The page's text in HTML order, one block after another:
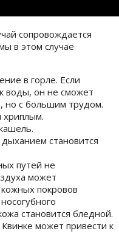
сопровождается
в этом случае
в горле. Если
воды, он не сможет
но с большим трудом.
хриплым.
становится
путей не
может
покровов
становится бледной.
может привести к